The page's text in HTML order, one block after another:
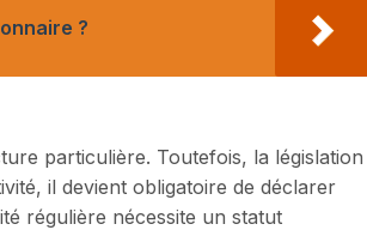
?
particulière. Toutefois, la législation
il devient obligatoire de déclarer
régulière nécessite un statut